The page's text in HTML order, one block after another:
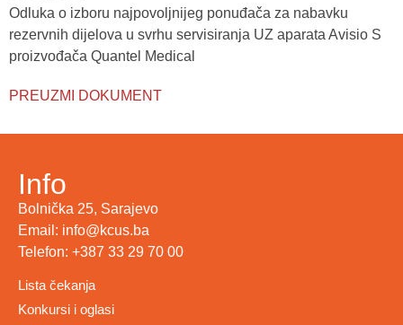
Odluka o izboru najpovoljnijeg ponuđača za nabavku
rezervnih dijelova u svrhu servisiranja UZ aparata Avisio S
proizvođača Quantel Medical
PREUZMI DOKUMENT
Info
Bolnička 25, Sarajevo
Email: info@kcus.ba
Telefon: +387 33 29 70 00
Lista čekanja
Konkursi i oglasi